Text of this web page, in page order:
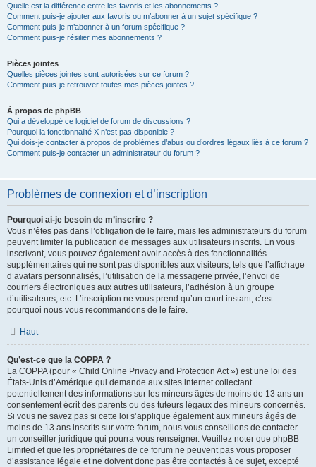
Quelle est la différence entre les favoris et les abonnements ?
Comment puis-je ajouter aux favoris ou m’abonner à un sujet spécifique ?
Comment puis-je m’abonner à un forum spécifique ?
Comment puis-je résilier mes abonnements ?
Pièces jointes
Quelles pièces jointes sont autorisées sur ce forum ?
Comment puis-je retrouver toutes mes pièces jointes ?
À propos de phpBB
Qui a développé ce logiciel de forum de discussions ?
Pourquoi la fonctionnalité X n’est pas disponible ?
Qui dois-je contacter à propos de problèmes d’abus ou d’ordres légaux liés à ce forum ?
Comment puis-je contacter un administrateur du forum ?
Problèmes de connexion et d’inscription
Pourquoi ai-je besoin de m’inscrire ?
Vous n’êtes pas dans l’obligation de le faire, mais les administrateurs du forum
peuvent limiter la publication de messages aux utilisateurs inscrits. En vous
inscrivant, vous pouvez également avoir accès à des fonctionnalités
supplémentaires qui ne sont pas disponibles aux visiteurs, tels que l’affichage
d’avatars personnalisés, l’utilisation de la messagerie privée, l’envoi de
courriers électroniques aux autres utilisateurs, l’adhésion à un groupe
d’utilisateurs, etc. L’inscription ne vous prend qu’un court instant, c’est
pourquoi nous vous recommandons de le faire.
Haut
Qu’est-ce que la COPPA ?
La COPPA (pour « Child Online Privacy and Protection Act ») est une loi des
États-Unis d’Amérique qui demande aux sites internet collectant
potentiellement des informations sur les mineurs âgés de moins de 13 ans un
consentement écrit des parents ou des tuteurs légaux des mineurs concernés.
Si vous ne savez pas si cette loi s’applique également aux mineurs âgés de
moins de 13 ans inscrits sur votre forum, nous vous conseillons de contacter
un conseiller juridique qui pourra vous renseigner. Veuillez noter que phpBB
Limited et que les propriétaires de ce forum ne peuvent pas vous proposer
d’assistance légale et ne doivent donc pas être contactés à ce sujet, excepté